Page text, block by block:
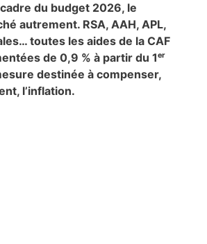
du budget 2026, le
autrement. RSA, AAH, APL,
toutes les aides de la CAF
de 0,9 % à partir du 1ᵉʳ
destinée à compenser,
l’inflation.